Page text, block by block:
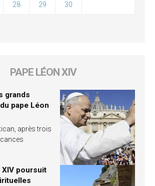
28 29 30
PAPE LÉON XIV
grands
pape Léon
après trois
XIV poursuit